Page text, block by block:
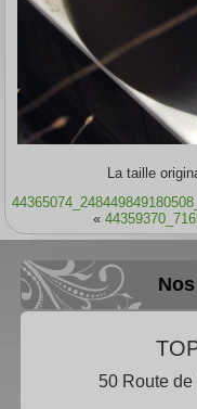
La taille
«
50 Route